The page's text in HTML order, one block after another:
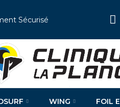
Sécurisé
WING FOIL